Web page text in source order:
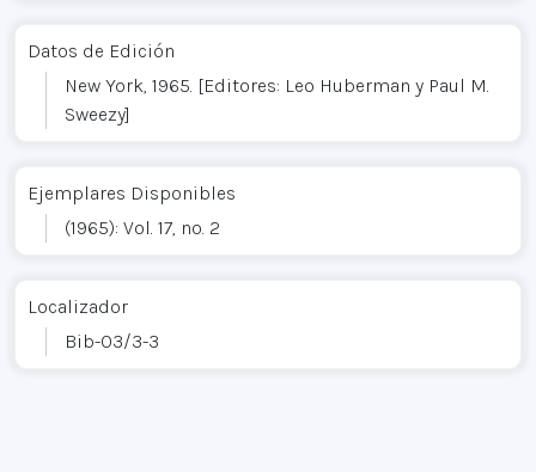
Datos de Edición
New York, 1965. [Editores: Leo Huberman y Paul M.
Sweezy]
Ejemplares Disponibles
(1965): Vol. 17, no. 2
Localizador
Bib-03/3-3